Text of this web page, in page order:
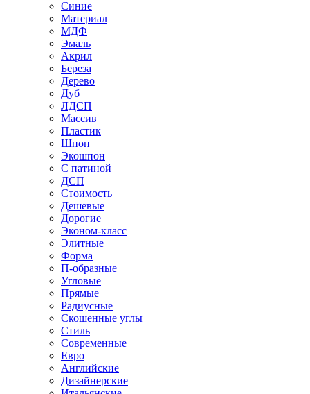
Синие
Материал
МДФ
Эмаль
Акрил
Береза
Дерево
Дуб
ЛДСП
Массив
Пластик
Шпон
Экошпон
С патиной
ДСП
Стоимость
Дешевые
Дорогие
Эконом-класс
Элитные
Форма
П-образные
Угловые
Прямые
Радиусные
Скошенные углы
Стиль
Современные
Евро
Английские
Дизайнерские